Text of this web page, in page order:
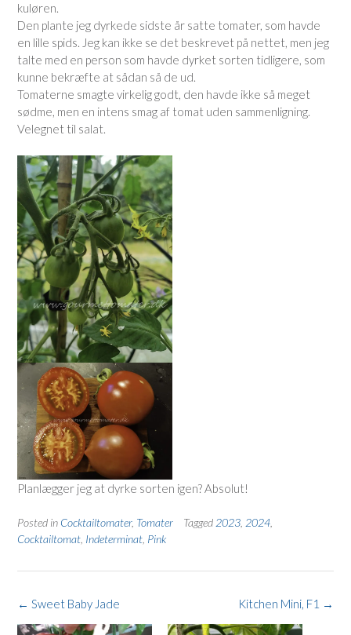
kuløren.
Den plante jeg dyrkede sidste år satte tomater, som havde
en lille spids. Jeg kan ikke se det beskrevet på nettet, men jeg
talte med en person som havde dyrket sorten tidligere, som
kunne bekræfte at sådan så de ud.
Tomaterne smagte virkelig godt, den havde ikke så meget
sødme, men en intens smag af tomat uden sammenligning.
Velegnet til salat.
Planlægger jeg at dyrke sorten igen? Absolut!
Posted in Cocktailtomater, Tomater Tagged 2023 2024
Cocktailtomat Indeterminat Pink
Post
Kitchen Mini, F1 →
← Sweet Baby Jade